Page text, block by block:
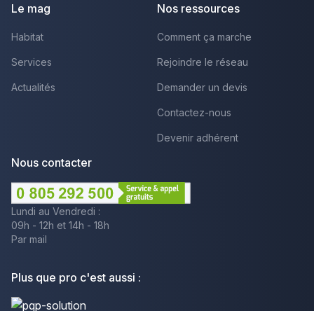
Le mag
Habitat
Services
Actualités
Nos ressources
Comment ça marche
Rejoindre le réseau
Demander un devis
Contactez-nous
Devenir adhérent
Nous contacter
Lundi au Vendredi :
09h - 12h et 14h - 18h
Par mail
Plus que pro c'est aussi :